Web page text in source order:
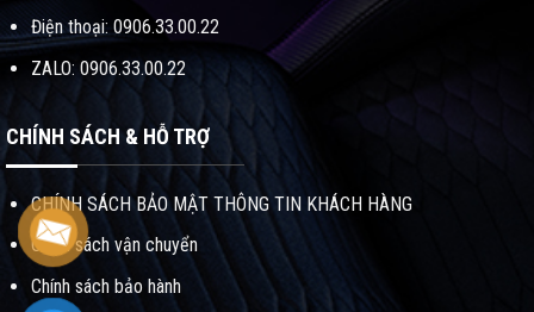
Điện thoại: 0906.33.00.22
ZALO: 0906.33.00.22
CHÍNH SÁCH & HỖ TRỢ
CHÍNH SÁCH BẢO MẬT THÔNG TIN KHÁCH HÀNG
Chính sách vận chuyển
Chính sách bảo hành